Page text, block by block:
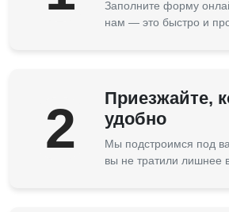
Заполните форму
нам — это быстро и
2
Приезжайте,
удобно
Мы подстроимся под
вы не тратили лишнее